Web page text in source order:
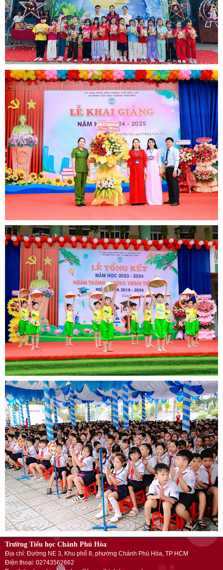
Trường Tiểu học Chánh Phú Hòa
Địa chỉ: Đường NE 3, Khu phố 8, phường Chánh Phú Hòa, TP HCM
Điện thoại: 02743562662